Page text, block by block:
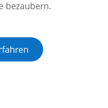
bezaubern.